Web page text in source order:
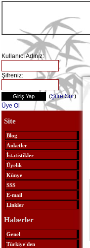
Kullanıcı Adınız:
Şifreniz:
(Şifre Sor)
Üye Ol
Site
Blog
Anketler
İstatistikler
Üyelik
Künye
SSS
E-mail
Linkler
Haberler
Genel
Türkiye'den